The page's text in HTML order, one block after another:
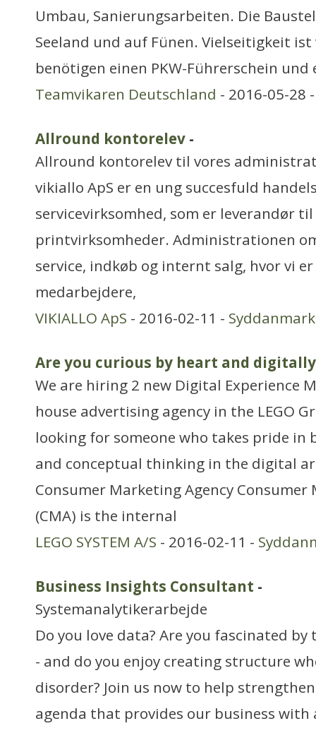
Umbau, Sanierungsarbeiten. Die
Seeland und auf Fünen. Vielseitigkeit ist
benötigen einen PKW-Führerschein und
Teamvikaren Deutschland - 2016-05-28
Allround kontorelev -
Allround kontorelev til vores
vikiallo ApS er en ung succesfuld
servicevirksomhed, som er leverandør
printvirksomheder. Administrationen
service, indkøb og internt salg, hvor vi
medarbejdere,
VIKIALLO ApS - 2016-02-11 - Syddanmark
Are you curious by heart and
We are hiring 2 new Digital Experience
house advertising agency in the LEGO
looking for someone who takes pride in
and conceptual thinking in the digital
Consumer Marketing Agency Consumer
(CMA) is the internal
LEGO SYSTEM A/S - 2016-02-11 -
Business Insights Consultant -
Systemanalytikerarbejde
Do you love data? Are you fascinated
- and do you enjoy creating structure
disorder? Join us now to help
agenda that provides our business